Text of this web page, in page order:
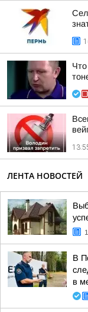
ЛЕНТА НОВОСТЕЙ
В
в